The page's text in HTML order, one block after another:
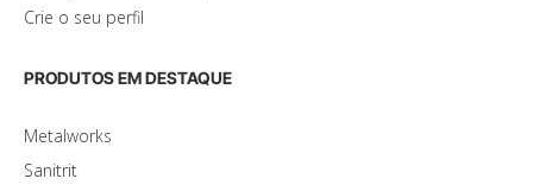
Crie o seu perfil
PRODUTOS EM DESTAQUE
Metalworks
Sanitrit